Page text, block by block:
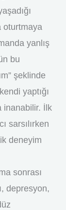
oturtmaya
yanlış
bu
şeklinde
yaptığı
inanabilir. İlk
sarsılırken
deneyim
sonrası
depresyon,